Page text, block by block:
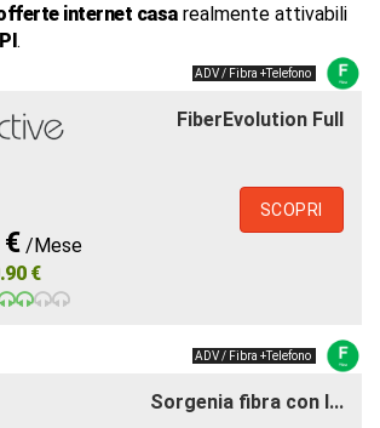
internet casarealmente attivabili
.
ADV / Fibra +Telefono
FiberEvolution Full
/Mese
€
SCOPRI
ADV / Fibra +Telefono
Sorgenia fibra con l...